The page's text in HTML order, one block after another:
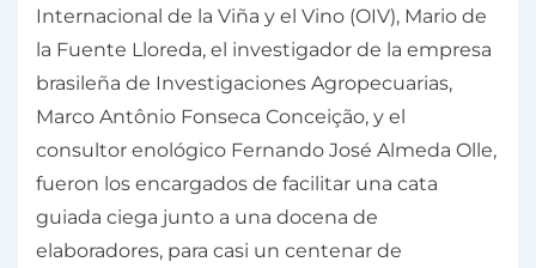
Internacional de la Viña y el Vino (OIV), Mario de
la Fuente Lloreda, el investigador de la empresa
brasileña de Investigaciones Agropecuarias,
Marco Antônio Fonseca Conceição, y el
consultor enológico Fernando José Almeda Olle,
fueron los encargados de facilitar una cata
guiada ciega junto a una docena de
elaboradores, para casi un centenar de